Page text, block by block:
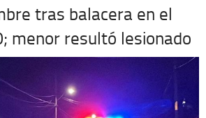
tras balacera en el
menor resultó lesionado